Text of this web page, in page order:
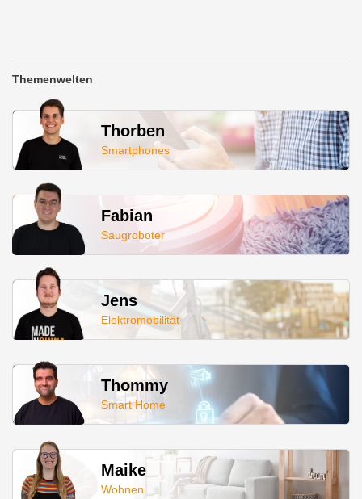
Themenwelten
Thorben
Smartphones
Fabian
Saugroboter
Jens
Elektromobilität
Thommy
Smart Home
Maike
Wohnen